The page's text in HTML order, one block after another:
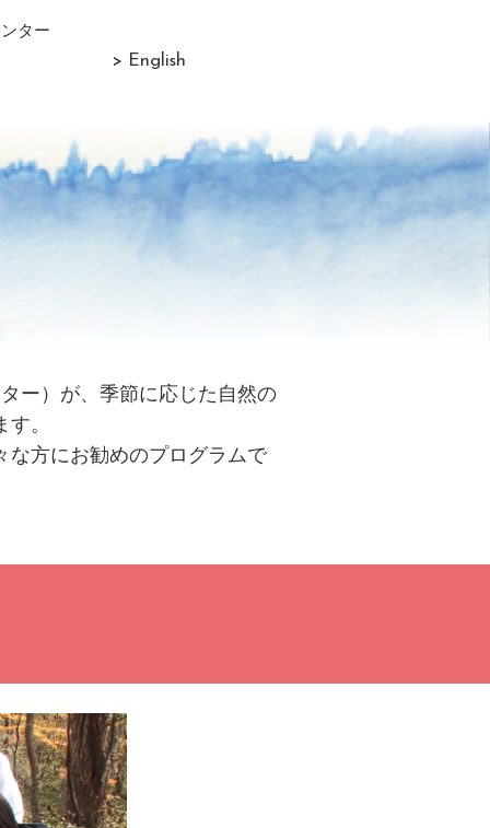
ター
> English
ー）が、季節に応じた自然の
。
な方にお勧めのプログラムで